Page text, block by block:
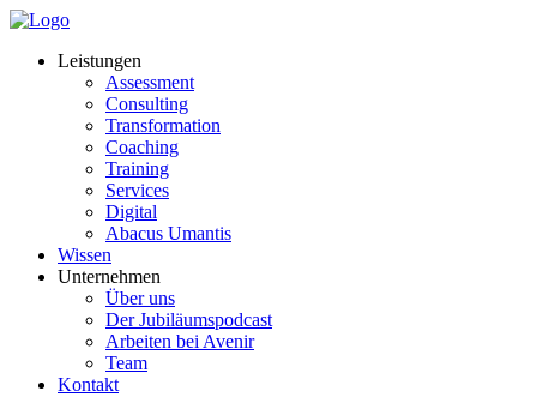
Leistungen
Assessment
Consulting
Transformation
Coaching
Training
Services
Digital
Abacus Umantis
Wissen
Unternehmen
Über uns
Der Jubiläumspodcast
Arbeiten bei Avenir
Team
Kontakt